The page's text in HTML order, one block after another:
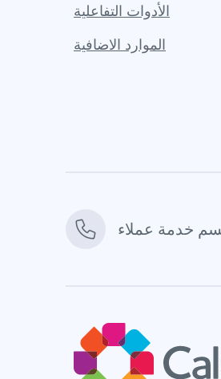
الأدوات التفاعلية
الموارد الاضافية